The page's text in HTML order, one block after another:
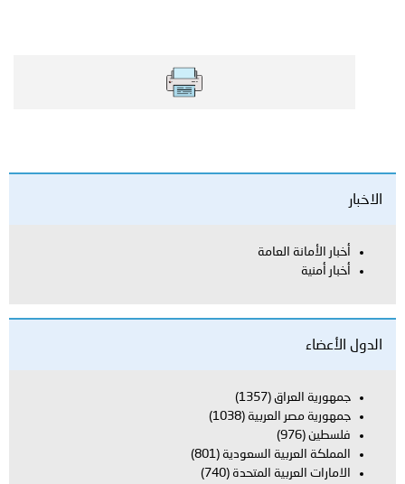
الاخبار
أخبار الأمانة العامة
أخبار أمنية
الدول الأعضاء
جمهورية العراق (1357)
جمهورية مصر العربية (1038)
فلسطين (976)
المملكة العربية السعودية (801)
الامارات العربية المتحدة (740)